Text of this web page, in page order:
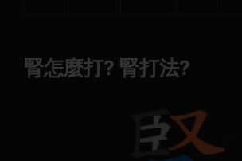
腎怎麼打? 腎打法?